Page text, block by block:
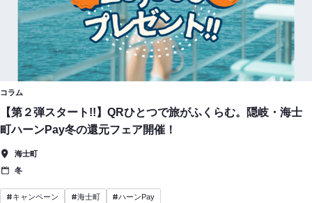
コラム
【第２弾スタート!!】QRひとつで旅がふくらむ。隠岐・海士
町ハーンPay冬の還元フェア開催！
海士町
冬
#キャンペーン #海士町 #ハーンPay